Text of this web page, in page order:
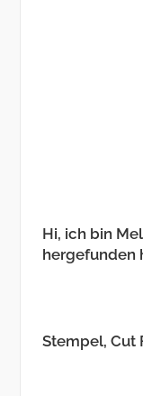
Hi, ich bin
hergefunden
Stempel, Cut